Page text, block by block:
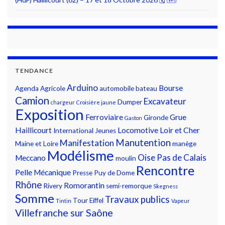
TENDANCE
Agenda AgricoleArduinoautomobilebateau Bourse
Camion chargeur Croisière jaune Dumper Excavateur
Exposition Ferroviaire Gaston GirondeGrue
Haillicourt International Jeunes Locomotive Loir et Cher
Maine et Loire Manifestation Manutention manège
Meccano Modélisme moulin Oise Pas de Calais
Pelle Mécanique Presse Puy de Dome Rencontre
Rhône Rivery Romorantin semi-remorque Skegness
Somme Tintin Tour Eiffel Travaux publics Vapeur
Villefranche sur Saône